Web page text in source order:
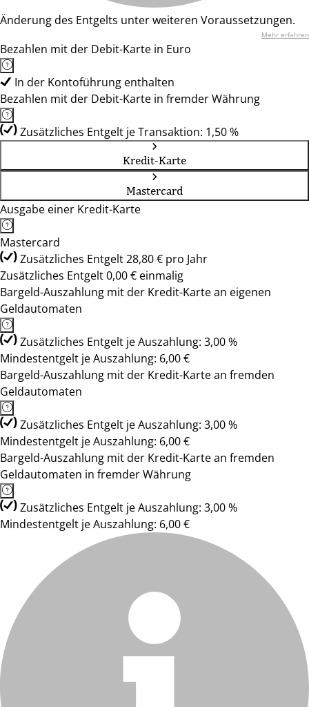
Änderung des Entgelts unter weiteren Voraussetzungen.
Mehr erfahren
Bezahlen mit der Debit-Karte in Euro
In der Kontoführung enthalten
Bezahlen mit der Debit-Karte in fremder Währung
Zusätzliches Entgelt je Transaktion: 1,50 %
Kredit-Karte
Mastercard
Ausgabe einer Kredit-Karte
Mastercard
Zusätzliches Entgelt 28,80 € pro Jahr
Zusätzliches Entgelt 0,00 € einmalig
Bargeld-Auszahlung mit der Kredit-Karte an eigenen
Geldautomaten
Zusätzliches Entgelt je Auszahlung: 3,00 %
Mindestentgelt je Auszahlung: 6,00 €
Bargeld-Auszahlung mit der Kredit-Karte an fremden
Geldautomaten
Zusätzliches Entgelt je Auszahlung: 3,00 %
Mindestentgelt je Auszahlung: 6,00 €
Bargeld-Auszahlung mit der Kredit-Karte an fremden
Geldautomaten in fremder Währung
Zusätzliches Entgelt je Auszahlung: 3,00 %
Mindestentgelt je Auszahlung: 6,00 €